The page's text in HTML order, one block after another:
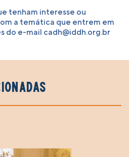
tenham interesse ou
a temática que entrem em
do e-mail cadh@iddh.org.br